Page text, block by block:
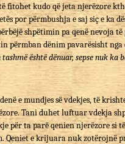
fitohet kudo që jeta njerëzore
por përmbushja e saj siç e ka
shpëtimin pa qenë nevoja
përmban dënim pavarësisht nga
është dënuar, sepse nuk
e mundjes së vdekjes, të
Tani duhet luftuar vdekja
për ta parë qenien njerëzore si
Qeniet e krijuara nuk zotërojnë